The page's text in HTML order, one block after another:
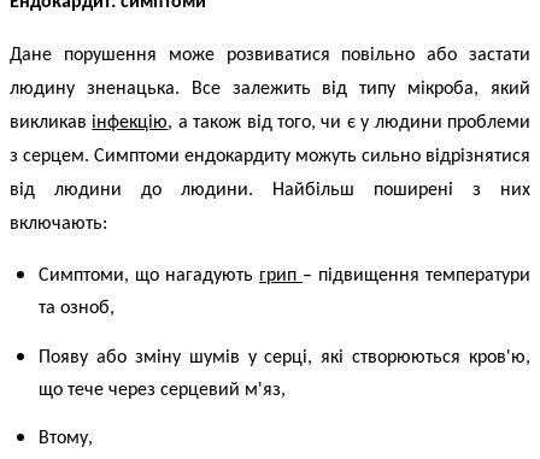
Дане порушення може розвиватися повільно або застати
людину зненацька. Все залежить від типу мікроба, який
викликав інфекцію, а також від того, чи є у людини проблеми
з серцем. Симптоми ендокардиту можуть сильно відрізнятися
від людини до людини. Найбільш поширені з них
включають:
Симптоми, що нагадують грип – підвищення температури
та озноб,
Появу або зміну шумів у серці, які створюються кров'ю,
що тече через серцевий м'яз,
Втому,